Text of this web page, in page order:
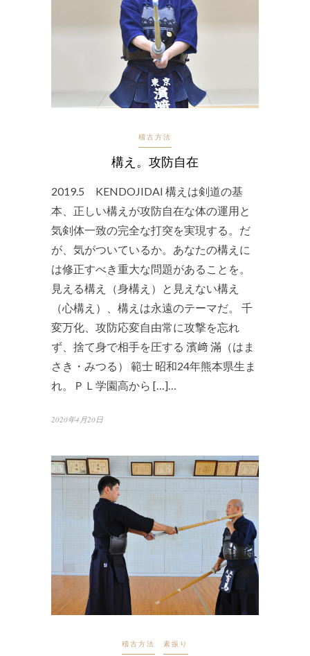
稽古方法
構え。攻防自在
2019.5 KENDOJIDAI 構えは剣道の基
本、正しい構えが攻防自在な体の運用と
気剣体一致の完全な打突を実現する。だ
が、気がついているか。あなたの構えに
は修正すべき重大な問題があることを。
見える構え（身構え）と見えない構え
（心構え）、構えは永遠のテーマだ。 千
変万化、攻防応変自由常に攻撃を忘れ
ず、捨て身で相手を圧する 濱﨑 滿（はま
さき・みつる） 範士 昭和24年熊本県生ま
れ。ＰＬ学園高から […]…
2020年4月20日
稽古方法 素振り